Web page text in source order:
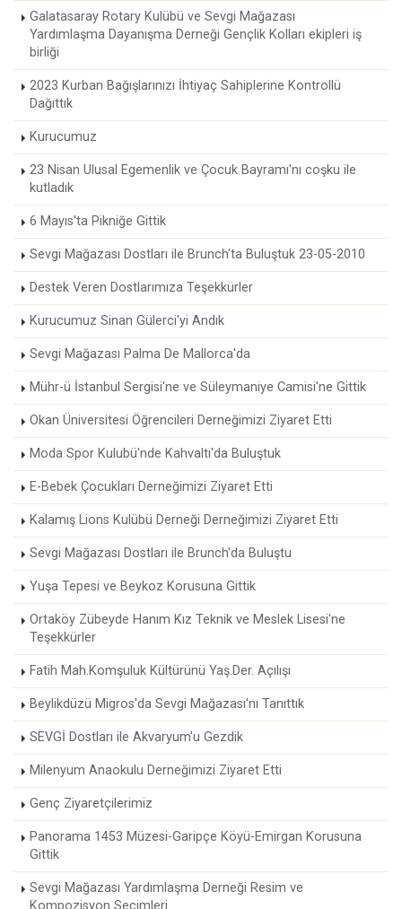
Galatasaray Rotary Kulübü ve Sevgi Mağazası
Yardımlaşma Dayanışma Derneği Gençlik Kolları ekipleri iş
birliği
2023 Kurban Bağışlarınızı İhtiyaç Sahiplerine Kontrollü
Dağıttık
Kurucumuz
23 Nisan Ulusal Egemenlik ve Çocuk Bayramı'nı coşku ile
kutladık
6 Mayıs'ta Pikniğe Gittik
Sevgi Mağazası Dostları ile Brunch'ta Buluştuk 23-05-2010
Destek Veren Dostlarımıza Teşekkürler
Kurucumuz Sinan Gülerci'yi Andık
Sevgi Mağazası Palma De Mallorca'da
Mühr-ü İstanbul Sergisi'ne ve Süleymaniye Camisi'ne Gittik
Okan Üniversitesi Öğrencileri Derneğimizi Ziyaret Etti
Moda Spor Kulubü'nde Kahvaltı'da Buluştuk
E-Bebek Çocukları Derneğimizi Ziyaret Etti
Kalamış Lions Kulübü Derneği Derneğimizi Ziyaret Etti
Sevgi Mağazası Dostları ile Brunch'da Buluştu
Yuşa Tepesi ve Beykoz Korusuna Gittik
Ortaköy Zübeyde Hanım Kız Teknik ve Meslek Lisesi'ne
Teşekkürler
Fatih Mah.Komşuluk Kültürünü Yaş.Der. Açılışı
Beylikdüzü Migros'da Sevgi Mağazası'nı Tanıttık
SEVGİ Dostları ile Akvaryum'u Gezdik
Milenyum Anaokulu Derneğimizi Ziyaret Etti
Genç Ziyaretçilerimiz
Panorama 1453 Müzesi-Garipçe Köyü-Emirgan Korusuna
Gittik
Sevgi Mağazası Yardımlaşma Derneği Resim ve
Kompozisyon Seçimleri